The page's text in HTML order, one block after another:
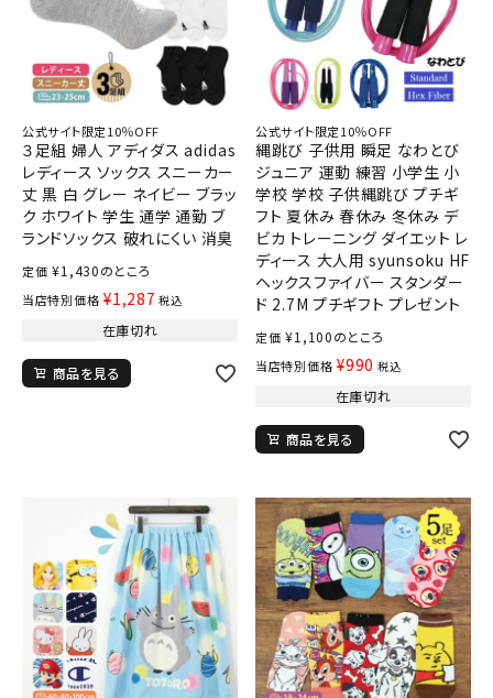
公式サイト限定10％OFF
３足組 婦人 アディダス adidas
レディース ソックス スニーカー
丈 黒 白 グレー ネイビー ブラッ
ク ホワイト 学生 通学 通勤 ブ
ランドソックス 破れにくい 消臭
定価 ¥1,430のところ
当店特別価格 ¥1,287 税込
在庫切れ
商品を見る
公式サイト限定10％OFF
縄跳び 子供用 瞬足 なわとび
ジュニア 運動 練習 小学生 小
学校 学校 子供縄跳び プチギ
フト 夏休み 春休み 冬休み デ
ビカ トレーニング ダイエット レ
ディース 大人用 syunsoku HF
ヘックスファイバー スタンダー
ド 2.7M プチギフト プレゼント
定価 ¥1,100のところ
当店特別価格 ¥990 税込
在庫切れ
商品を見る